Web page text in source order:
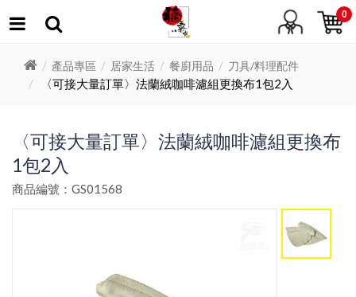
0
產品專區 居家生活 餐廚用品 刀具/料理配件
〈可接大量訂單〉法蘭絨咖啡濾組更換布1包2入
〈可接大量訂單〉法蘭絨咖啡濾組更換布
1包2入
商品編號：GS01568